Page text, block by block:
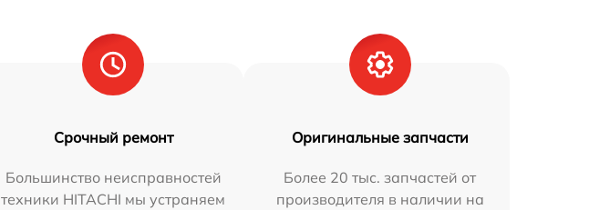
Срочный ремонт
Большинство неисправностей
техники HITACHI мы устраняем
Оригинальные запчасти
Более 20 тыс. запчастей от
производителя в наличии на